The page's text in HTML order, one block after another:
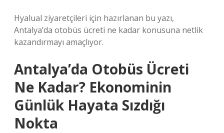
Hyalual ziyaretçileri için hazırlanan bu yazı,
Antalya’da otobüs ücreti ne kadar konusuna netlik
kazandırmayı amaçlıyor.
Antalya’da Otobüs Ücreti
Ne Kadar? Ekonominin
Günlük Hayata Sızdığı
Nokta